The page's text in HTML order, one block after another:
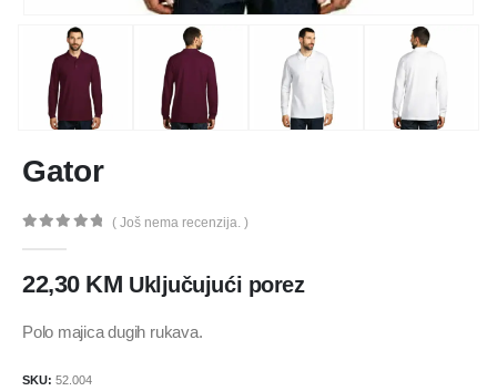
Gator
( Još nema recenzija. )
22,30 KM Uključujući porez
Polo majica dugih rukava.
SKU: 52.004